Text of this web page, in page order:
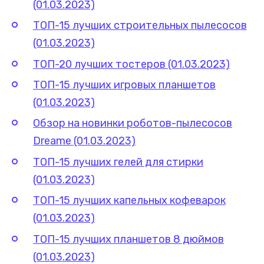
(01.03.2023)
ТОП-15 лучших строительных пылесосов
(01.03.2023)
ТОП-20 лучших тостеров (01.03.2023)
ТОП-15 лучших игровых планшетов
(01.03.2023)
Обзор на новинки роботов-пылесосов
Dreame (01.03.2023)
ТОП-15 лучших гелей для стирки
(01.03.2023)
ТОП-15 лучших капельных кофеварок
(01.03.2023)
ТОП-15 лучших планшетов 8 дюймов
(01.03.2023)